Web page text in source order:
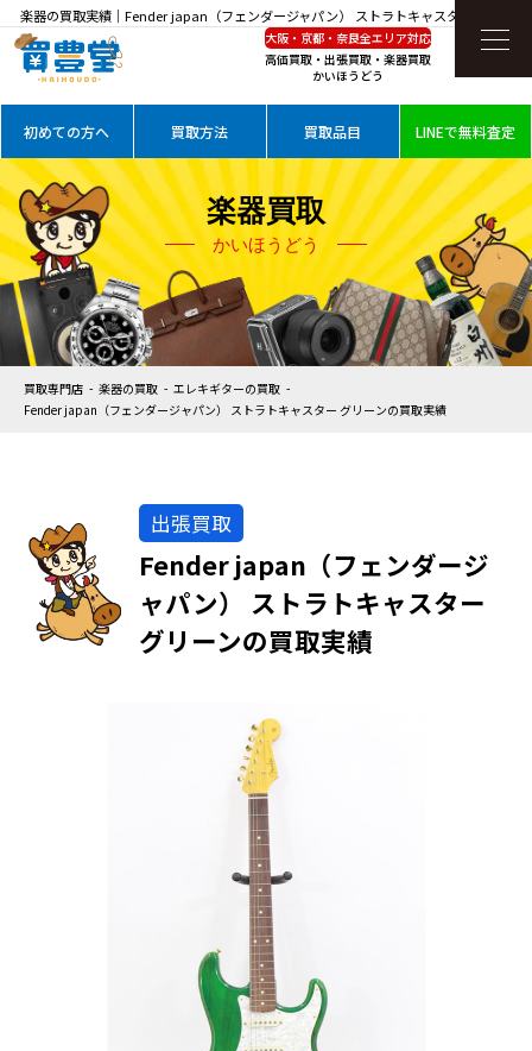
楽器の買取実績｜Fender japan（フェンダージャパン） ストラトキャスター グリーン
を高価買取
大阪・京都・奈良全エリア対応
高価買取・出張買取・楽器買取
かいほうどう
初めての方へ 買取方法 買取品目 LINEで無料査定
楽器買取
かいほうどう
買取専門店 楽器の買取
エレキギターの買取
Fender japan（フェンダージャパン） ストラトキャスター グリーンの買取実績
出張買取
Fender japan（フェンダージ
ャパン） ストラトキャスター
グリーンの買取実績